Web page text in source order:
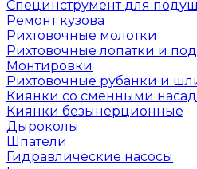
Специнструмент для
Ремонт кузова
Рихтовочные молотки
Рихтовочные лопатки и
Монтировки
Рихтовочные рубанки и
Киянки со сменными
Киянки безынерционные
Дыроколы
Шпатели
Гидравлические насосы